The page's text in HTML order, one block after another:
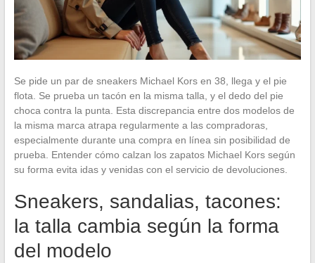
Se pide un par de sneakers Michael Kors en 38, llega y el pie
flota. Se prueba un tacón en la misma talla, y el dedo del pie
choca contra la punta. Esta discrepancia entre dos modelos de
la misma marca atrapa regularmente a las compradoras,
especialmente durante una compra en línea sin posibilidad de
prueba. Entender cómo calzan los zapatos Michael Kors según
su forma evita idas y venidas con el servicio de devoluciones.
Sneakers, sandalias, tacones:
la talla cambia según la forma
del modelo